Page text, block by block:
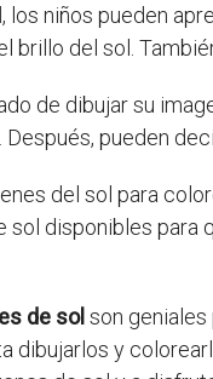
los niños pueden
brillo del sol.
de dibujar su
pueden
del sol para
disponibles para
de sol son
dibujarlos y